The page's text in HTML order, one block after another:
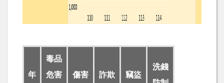
年
毒品
危害
傷害
詐欺
竊盜
洗錢